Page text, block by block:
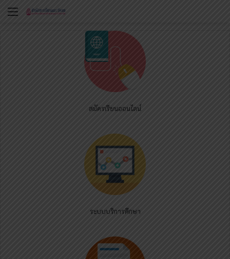
Menu
สมัครเรียนออนไลน์
ระบบบริการศึกษา